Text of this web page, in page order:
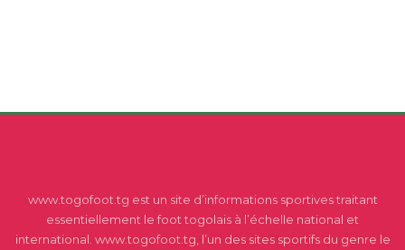
www.togofoot.tg est un site d’informations sportives traitant
essentiellement le foot togolais à l’échelle national et
international. www.togofoot.tg, l’un des sites sportifs du genre le